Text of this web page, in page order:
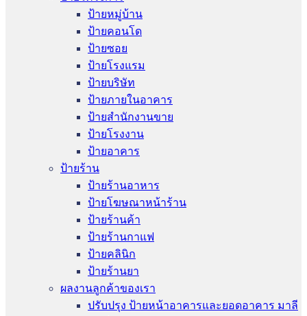
ป้ายหมู่บ้าน
ป้ายคอนโด
ป้ายซอย
ป้ายโรงแรม
ป้ายบริษัท
ป้ายภายในอาคาร
ป้ายสำนักงานขาย
ป้ายโรงงาน
ป้ายอาคาร
ป้ายร้าน
ป้ายร้านอาหาร
ป้ายโฆษณาหน้าร้าน
ป้ายร้านค้า
ป้ายร้านกาแฟ
ป้ายคลินิก
ป้ายร้านยา
ผลงานลูกค้าของเรา
ปรับปรุง ป้ายหน้าอาคารและยอดอาคาร มาลี